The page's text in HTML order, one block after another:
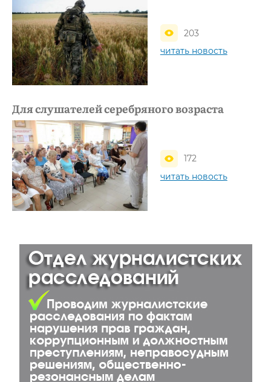
203
читать новость
Для слушателей серебряного возраста
172
читать новость